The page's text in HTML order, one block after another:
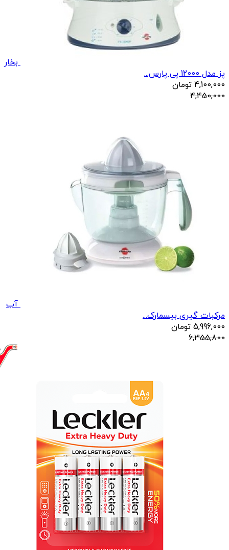
بخار
پز مدل 12000 پی پارس...
4,100,000 تومان
4,450,000
آب
مرکبات گیری بیسمارک...
5,996,000 تومان
6,355,800